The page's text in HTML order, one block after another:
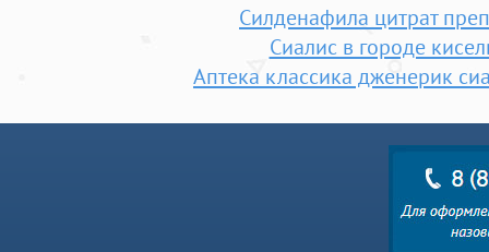
Силденафила цитрат
Сиалис в городе
Аптека классика дженерик